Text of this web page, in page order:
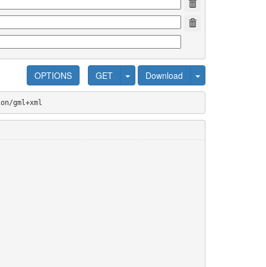
GET Download
OPTIONS
gml+xml